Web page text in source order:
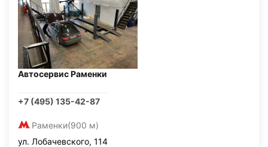
Автосервис Раменки
+7 (495) 135-42-87
Раменки(900 м)
ул. Лобачевского, 114